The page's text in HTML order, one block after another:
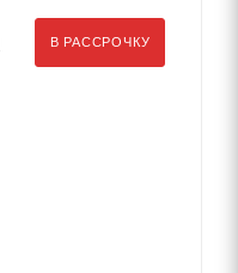
В РАССРОЧКУ